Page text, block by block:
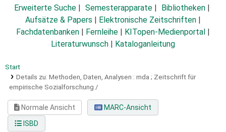
Erweiterte Suche Semesterapparate
Bibliotheken
Aufsätze & Papers
Elektronische Zeitschriften
Fachdatenbanken
Fernleihe KITopen-Medienportal
Literaturwunsch
Kataloganleitung
Start
Details zu: Methoden, Daten, Analysen : mda ; Zeitschrift für
empirische Sozialforschung /
Normale Ansicht
MARC-Ansicht
ISBD